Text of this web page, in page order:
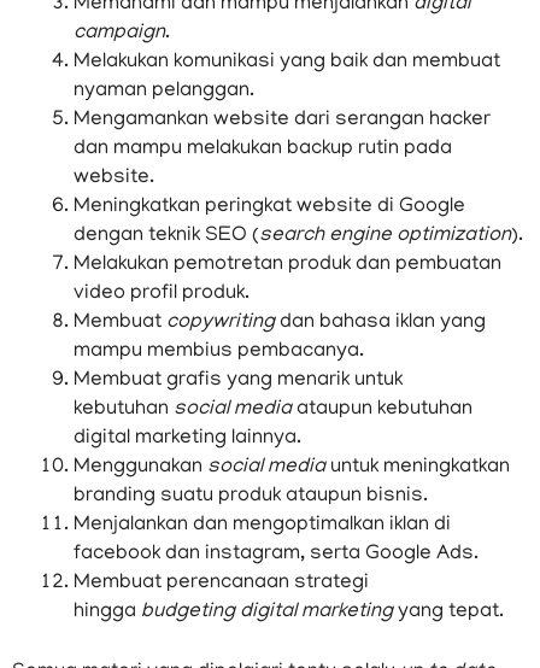
Memahami dan mampu menjalankan digital
campaign.
Melakukan komunikasi yang baik dan membuat
nyaman pelanggan.
Mengamankan website dari serangan hacker
dan mampu melakukan backup rutin pada
website.
Meningkatkan peringkat website di Google
dengan teknik SEO (search engine optimization).
Melakukan pemotretan produk dan pembuatan
video profil produk.
Membuat copywritingdan bahasa iklan yang
mampu membius pembacanya.
Membuat grafis yang menarik untuk
kebutuhan social mediaataupun kebutuhan
digital marketing lainnya.
Menggunakan social mediauntuk meningkatkan
branding suatu produk ataupun bisnis.
Menjalankan dan mengoptimalkan iklan di
facebook dan instagram, serta Google Ads.
Membuat perencanaan strategi
hingga budgeting digital marketingyang tepat.